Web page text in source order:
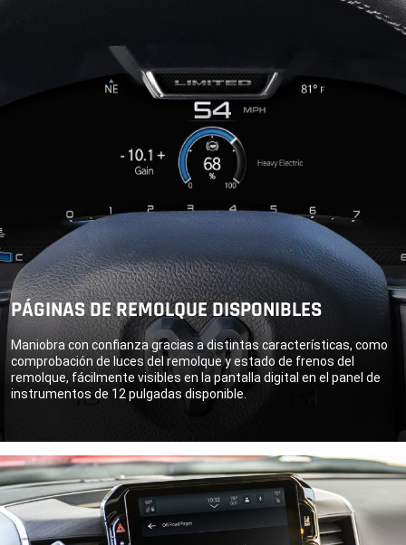
PÁGINAS DE REMOLQUE DISPONIBLES
Maniobra con confianza gracias a distintas características, como
comprobación de luces del remolque y estado de frenos del
remolque, fácilmente visibles en la pantalla digital en el panel de
instrumentos de 12 pulgadas disponible.